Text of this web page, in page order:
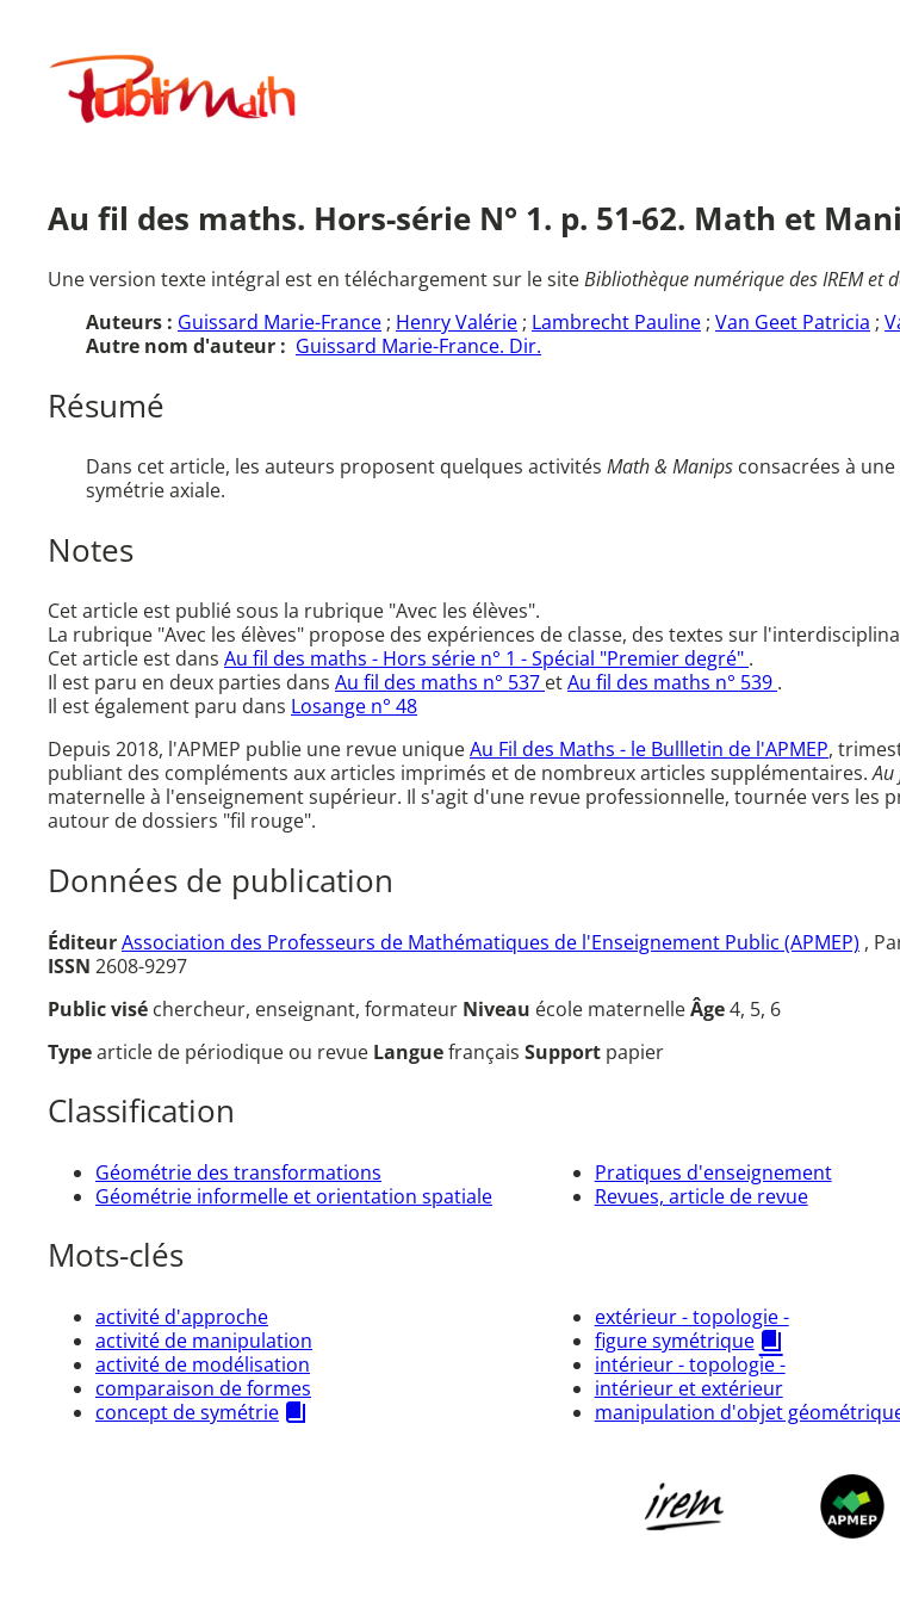
contenuPublimath
Au fil des maths. Hors-série N° 1. p. 51-62. Math et
Une version texte intégral est en téléchargement sur le siteBibliothèque numérique des IREM et
Auteurs : Guissard Marie-France ; Henry Valérie ; Lambrecht Pauline ; Van Geet Patricia ;
Autre nom d'auteur : Guissard Marie-France. Dir.
Résumé
Dans cet article, les auteurs proposent quelques activités Math & Manips consacrées à
symétrie axiale.
Notes
Cet article est publié sous la rubrique "Avec les élèves".
La rubrique "Avec les élèves" propose des expériences de classe, des textes sur
Cet article est dans Au fil des maths - Hors série n° 1 - Spécial "Premier degré" .
Il est paru en deux parties dans Au fil des maths n° 537 etAu fil des maths n° 539 .
Il est également paru dans Losange n° 48
Depuis 2018, l'APMEP publie une revue uniqueAu Fil des Maths - le Bullletin de l'APMEP,
publiant des compléments aux articles imprimés et de nombreux articles supplémentaires.Au
maternelle à l'enseignement supérieur. Il s'agit d'une revue professionnelle, tournée vers les
autour de dossiers "fil rouge".
Données de publication
ÉditeurAssociation des Professeurs de Mathématiques de l'Enseignement Public (APMEP) ,
ISSN 2608-9297
Public visé chercheur, enseignant, formateur Niveau école maternelleÂge4, 5, 6
Typearticle de périodique ou revue Languefrançais Support papier
Classification
Géométrie des transformations
Géométrie informelle et orientation spatiale
Pratiques d'enseignement
Revues, article de revue
Mots-clés
activité d'approche
activité de manipulation
activité de modélisation
comparaison de formes
concept de symétrie
extérieur - topologie -
figure symétrique
intérieur - topologie -
intérieur et extérieur
manipulation d'objet